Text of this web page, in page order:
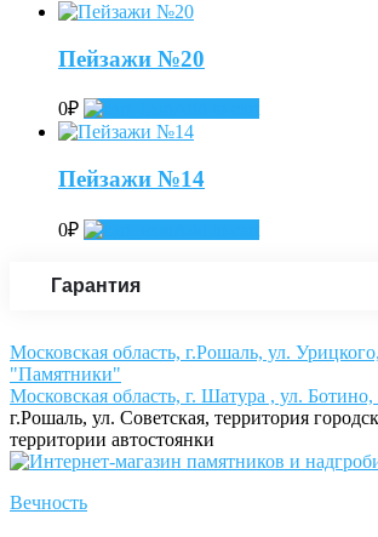
Пейзажи №20
0₽
Пейзажи №14
0₽
Гарантия
Московская область, г.Рошаль, ул.
"Памятники"
Московская область, г. Шатура , ул. Ботино,
г.Рошаль, ул. Советская, территория
территории автостоянки
Вечность